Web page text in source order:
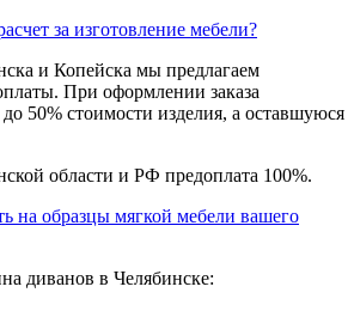
за изготовление мебели?
и Копейска мы предлагаем
При оформлении заказа
до 50% стоимости изделия, а оставшуюся
области и РФ предоплата 100%.
на образцы мягкой мебели вашего
диванов в Челябинске: